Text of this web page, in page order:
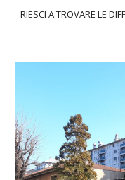
RIESCI A TROVARE LE